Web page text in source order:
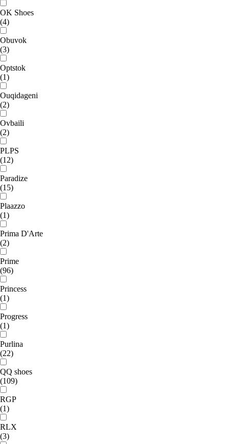
OK Shoes
(4)
Obuvok
(3)
Optstok
(1)
Ouqidageni
(2)
Ovbaili
(2)
PLPS
(12)
Paradize
(15)
Plaazzo
(1)
Prima D'Arte
(2)
Prime
(96)
Princess
(1)
Progress
(1)
Purlina
(22)
QQ shoes
(109)
RGP
(1)
RLX
(3)